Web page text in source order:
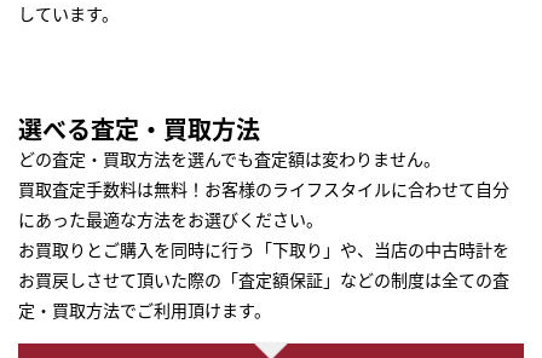
しています。
選べる査定・買取方法
どの査定・買取方法を選んでも査定額は変わりません。
買取査定手数料は無料！お客様のライフスタイルに合わせて自分
にあった最適な方法をお選びください。
お買取りとご購入を同時に行う「下取り」や、当店の中古時計を
お買戻しさせて頂いた際の「査定額保証」などの制度は全ての査
定・買取方法でご利用頂けます。